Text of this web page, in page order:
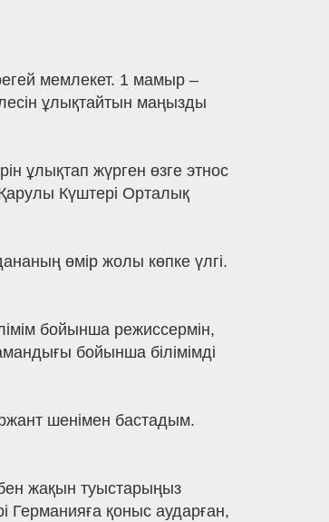
мемлекет. 1 мамыр –
ұлықтайтын маңызды
ұлықтап жүрген өзге этнос
Қарулы Күштері Орталық
өмір жолы көпке үлгі.
бойынша режиссермін,
бойынша білімімді
шенімен бастадым.
жақын туыстарыңыз
қоныс аударған,